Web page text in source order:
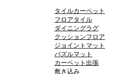
タイルカーペット
フロアタイル
ダイニングラグ
クッションフロア
ジョイントマット
パズルマット
カーペット出張
敷き込み